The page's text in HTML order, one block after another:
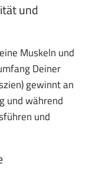
und
Muskeln und
Deiner
gewinnt an
und während
und